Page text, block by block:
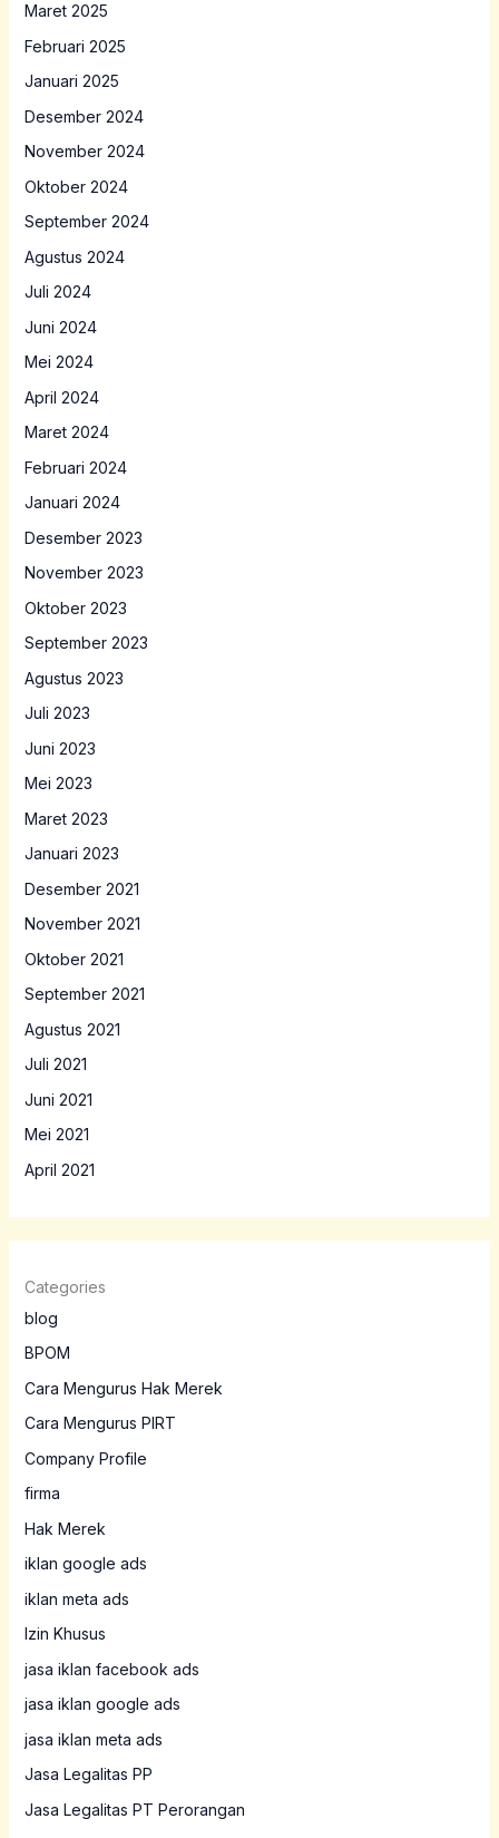
Maret 2025
Februari 2025
Januari 2025
Desember 2024
November 2024
Oktober 2024
September 2024
Agustus 2024
Juli 2024
Juni 2024
Mei 2024
April 2024
Maret 2024
Februari 2024
Januari 2024
Desember 2023
November 2023
Oktober 2023
September 2023
Agustus 2023
Juli 2023
Juni 2023
Mei 2023
Maret 2023
Januari 2023
Desember 2021
November 2021
Oktober 2021
September 2021
Agustus 2021
Juli 2021
Juni 2021
Mei 2021
April 2021
Categories
blog
BPOM
Cara Mengurus Hak Merek
Cara Mengurus PIRT
Company Profile
firma
Hak Merek
iklan google ads
iklan meta ads
Izin Khusus
jasa iklan facebook ads
jasa iklan google ads
jasa iklan meta ads
Jasa Legalitas PP
Jasa Legalitas PT Perorangan